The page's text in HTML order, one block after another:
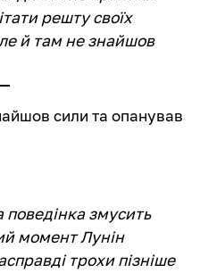
решту своїх
й там не знайшов
сили та опанував
змусить
момент Лунін
трохи пізніше